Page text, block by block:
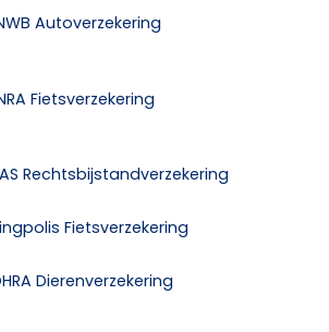
Autoverzekering
Fietsverzekering
Rechtsbijstandverzekering
Fietsverzekering
Dierenverzekering